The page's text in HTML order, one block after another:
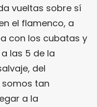
vueltas sobre sí
el flamenco, a
con los cubatas y
a las 5 de la
del
somos tan
a la